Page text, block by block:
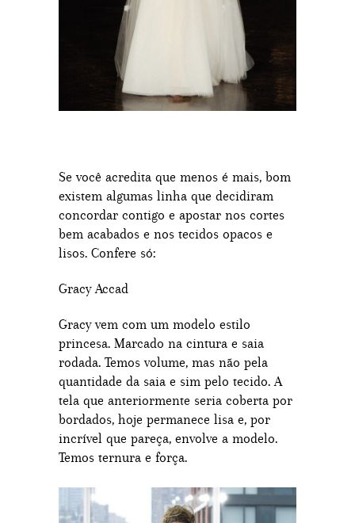
Se você acredita que menos é mais, bom
existem algumas linha que decidiram
concordar contigo e apostar nos cortes
bem acabados e nos tecidos opacos e
lisos. Confere só:
Gracy Accad
Gracy vem com um modelo estilo
princesa. Marcado na cintura e saia
rodada. Temos volume, mas não pela
quantidade da saia e sim pelo tecido. A
tela que anteriormente seria coberta por
bordados, hoje permanece lisa e, por
incrível que pareça, envolve a modelo.
Temos ternura e força.